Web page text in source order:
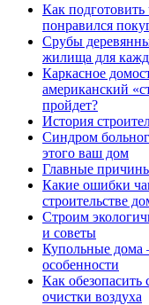
Как
понравился
Срубы
жилища для
Каркасное
американский
пройдет?
История
Синдром
этого ваш дом
Главные
Какие ошибки
строительстве
Строим
и советы
Купольные дома
особенности
Как
очистки воздуха